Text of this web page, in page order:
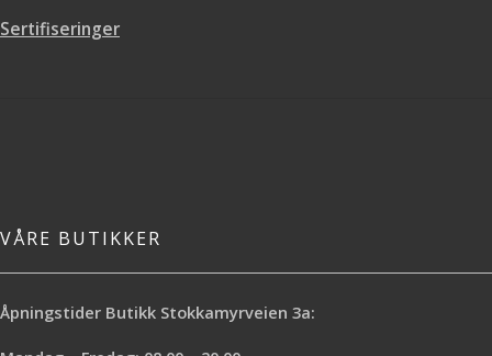
Sertifiseringer
VÅRE BUTIKKER
Åpningstider Butikk Stokkamyrveien 3a: